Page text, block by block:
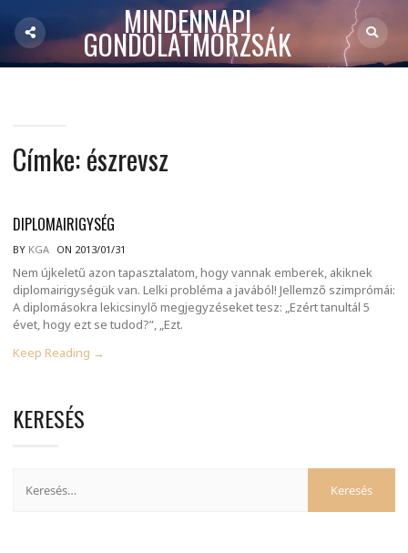
MINDENNAPI
GONDOLATMORZSÁK
Címke:észrevsz
DIPLOMAIRIGYSÉG
BY KGA ON 2013/01/31
Nem újkeletű azon tapasztalatom, hogy vannak emberek, akiknek
diplomairigységük van. Lelki probléma a javából! Jellemző szimprómái:
A diplomásokra lekicsinylő megjegyzéseket tesz: „Ezért tanultál 5
évet, hogy ezt se tudod?”, „Ezt.
Keep Reading →
KERESÉS